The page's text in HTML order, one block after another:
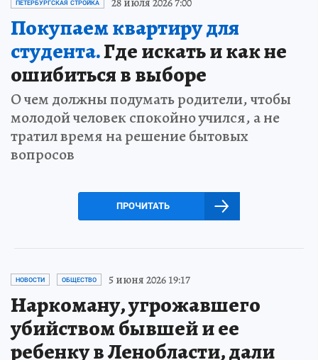
ПЕТЕРБУРГСКАЯ СТРОЙКА
Покупаем квартиру для
студента.Где искать и как не
ошибиться в выборе
О чем должны подумать родители, чтобы
молодой человек спокойно учился, а не
тратил время на решение бытовых
вопросов
ПРОЧИТАТЬ
НОВОСТИ ОБЩЕСТВО 5 июня 2026 19:17
Наркоману, угрожавшего
убийством бывшей и ее
ребенку в Ленобласти, дали